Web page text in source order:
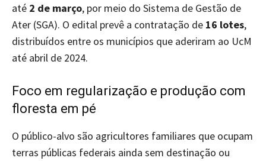
até 2 de março, por meio do Sistema de Gestão de
Ater (SGA). O edital prevê a contratação de 16 lotes,
distribuídos entre os municípios que aderiram ao UcM
até abril de 2024.
Foco em regularização e produção com
floresta em pé
O público-alvo são agricultores familiares que ocupam
terras públicas federais ainda sem destinação ou